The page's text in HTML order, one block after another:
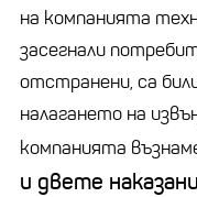
на компанията
засегнали
отстранени, са
налагането на
компанията
и двете